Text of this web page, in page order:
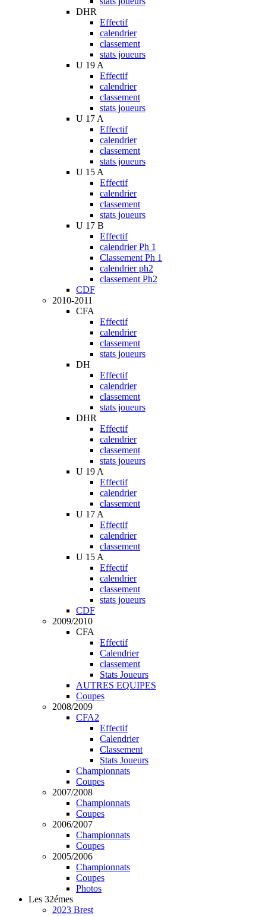
DHR
Effectif
calendrier
classement
stats joueurs
U 19 A
Effectif
calendrier
classement
stats joueurs
U 17 A
Effectif
calendrier
classement
stats joueurs
U 15 A
Effectif
calendrier
classement
stats joueurs
U 17 B
Effectif
calendrier Ph 1
Classement Ph 1
calendrier ph2
classement Ph2
CDF
2010-2011
CFA
Effectif
calendrier
classement
stats joueurs
DH
Effectif
calendrier
classement
stats joueurs
DHR
Effectif
calendrier
classement
stats joueurs
U 19 A
Effectif
calendrier
classement
U 17 A
Effectif
calendrier
classement
U 15 A
Effectif
calendrier
classement
stats joueurs
CDF
2009/2010
CFA
Effectif
Calendrier
classement
Stats Joueurs
AUTRES EQUIPES
Coupes
2008/2009
CFA2
Effectif
Calendrier
Classement
Stats Joueurs
Championnats
Coupes
2007/2008
Championnats
Coupes
2006/2007
Championnats
Coupes
2005/2006
Championnats
Coupes
Photos
Les 32émes
2023 Brest